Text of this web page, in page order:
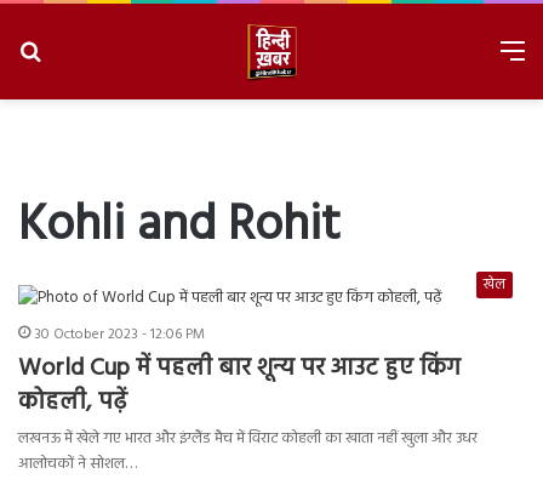
Kohli and Rohit
खेल
30 October 2023 - 12:06 PM
World Cup में पहली बार शून्य पर आउट हुए किंग
कोहली, पढ़ें
लखनऊ में खेले गए भारत और इंग्लैंड मैच में विराट कोहली का खाता नहीं खुला और उधर
आलोचकों ने सोशल…